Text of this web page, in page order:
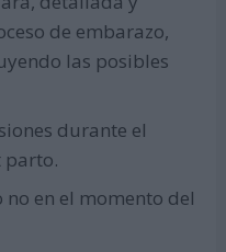
de embarazo,
las posibles
durante el
parto.
en el momento del